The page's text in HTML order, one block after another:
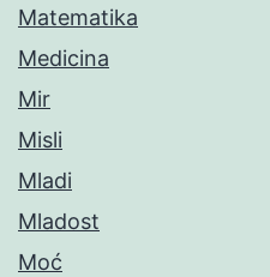
Matematika
Medicina
Mir
Misli
Mladi
Mladost
Moć